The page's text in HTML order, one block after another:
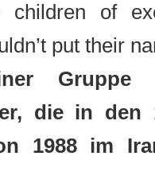
children of
put their
die in
1988 im